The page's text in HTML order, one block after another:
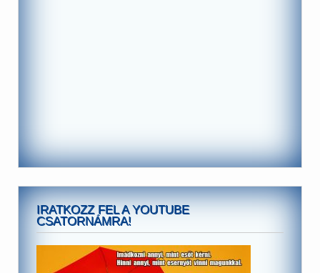
IRATKOZZ FEL A YOUTUBE
CSATORNÁMRA!